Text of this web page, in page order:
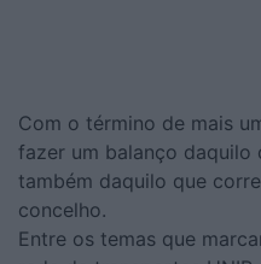
Com o término de mais
fazer um balanço daquilo
também daquilo que
concelho.
Entre os temas que